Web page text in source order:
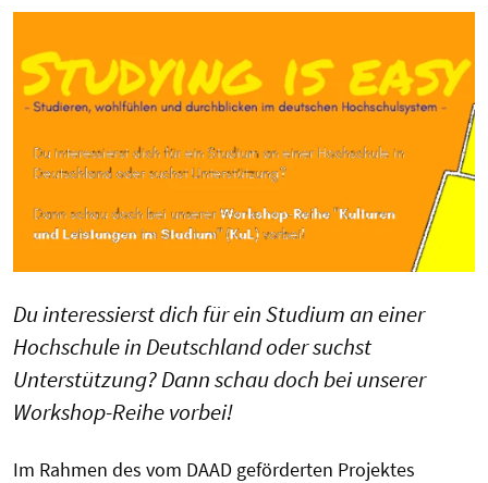
Du interessierst dich für ein Studium an einer
Hochschule in Deutschland oder suchst
Unterstützung? Dann schau doch bei unserer
Workshop-Reihe vorbei!
Im Rahmen des vom DAAD geförderten Projektes